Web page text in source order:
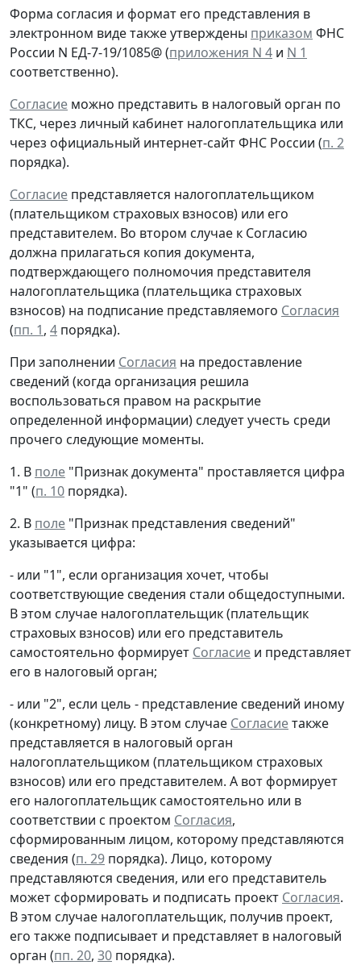
Форма согласия и формат его представления в
электронном виде также утверждены приказом ФНС
России N ЕД-7-19/1085@ (приложения N 4 и N 1
соответственно).
Согласие можно представить в налоговый орган по
ТКС, через личный кабинет налогоплательщика или
через официальный интернет-сайт ФНС России (п. 2
порядка).
Согласие представляется налогоплательщиком
(плательщиком страховых взносов) или его
представителем. Во втором случае к Согласию
должна прилагаться копия документа,
подтверждающего полномочия представителя
налогоплательщика (плательщика страховых
взносов) на подписание представляемого Согласия
(пп. 1, 4 порядка).
При заполнении Согласия на предоставление
сведений (когда организация решила
воспользоваться правом на раскрытие
определенной информации) следует учесть среди
прочего следующие моменты.
1. В поле "Признак документа" проставляется цифра
"1" (п. 10 порядка).
2. В поле "Признак представления сведений"
указывается цифра:
- или "1", если организация хочет, чтобы
соответствующие сведения стали общедоступными.
В этом случае налогоплательщик (плательщик
страховых взносов) или его представитель
самостоятельно формирует Согласие и представляет
его в налоговый орган;
- или "2", если цель - представление сведений иному
(конкретному) лицу. В этом случае Согласиетакже
представляется в налоговый орган
налогоплательщиком (плательщиком страховых
взносов) или его представителем. А вот формирует
его налогоплательщик самостоятельно или в
соответствии с проектом Согласия,
сформированным лицом, которому представляются
сведения (п. 29 порядка). Лицо, которому
представляются сведения, или его представитель
может сформировать и подписать проект Согласия.
В этом случае налогоплательщик, получив проект,
его также подписывает и представляет в налоговый
орган (пп. 20, 30 порядка).